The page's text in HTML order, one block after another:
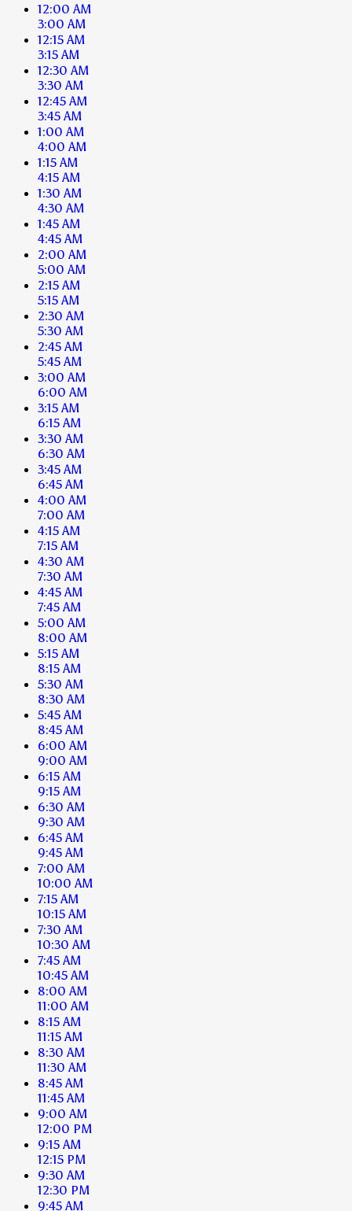
12:00 AM
3:00 AM
12:15 AM
3:15 AM
12:30 AM
3:30 AM
12:45 AM
3:45 AM
1:00 AM
4:00 AM
1:15 AM
4:15 AM
1:30 AM
4:30 AM
1:45 AM
4:45 AM
2:00 AM
5:00 AM
2:15 AM
5:15 AM
2:30 AM
5:30 AM
2:45 AM
5:45 AM
3:00 AM
6:00 AM
3:15 AM
6:15 AM
3:30 AM
6:30 AM
3:45 AM
6:45 AM
4:00 AM
7:00 AM
4:15 AM
7:15 AM
4:30 AM
7:30 AM
4:45 AM
7:45 AM
5:00 AM
8:00 AM
5:15 AM
8:15 AM
5:30 AM
8:30 AM
5:45 AM
8:45 AM
6:00 AM
9:00 AM
6:15 AM
9:15 AM
6:30 AM
9:30 AM
6:45 AM
9:45 AM
7:00 AM
10:00 AM
7:15 AM
10:15 AM
7:30 AM
10:30 AM
7:45 AM
10:45 AM
8:00 AM
11:00 AM
8:15 AM
11:15 AM
8:30 AM
11:30 AM
8:45 AM
11:45 AM
9:00 AM
12:00 PM
9:15 AM
12:15 PM
9:30 AM
12:30 PM
9:45 AM